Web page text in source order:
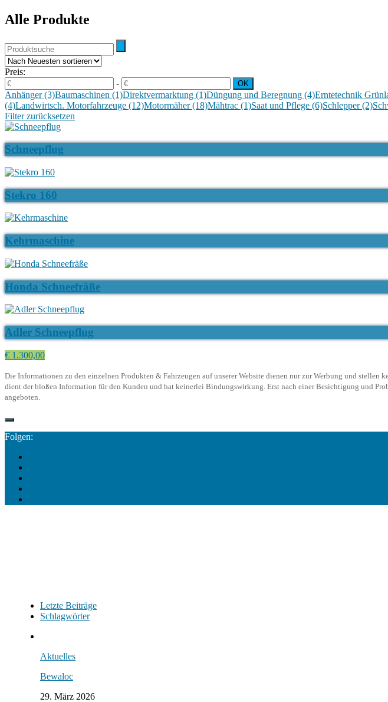
Alle Produkte
Preis:
-
Anhänger(3)Baumaschinen (1)Direktvermarktung (1)Düngung und Beregnung (4)Erntetechnik
(4)Landwirtsch. Motorfahrzeuge (12)Motormäher(18)Mähtrac (1)Saat und Pflege (6)Schlepper(2)
Filter zurücksetzen
Schneepflug
Stekro 160
Kehrmaschine
Honda Schneefräße
Adler Schneepflug
€ 1.300,00
Die Informationen zu den einzelnen Produkten & Fahrzeugen auf unserer Website dienen nur zur Werbung und
dient der bloßen Information für den Kunden und hat keinerlei Bindungswirkung. Erst nach einer Besichtigung und
angeboten.
Folgen:
Letzte Beiträge
Schlagwörter
Aktuelles
Bewaloc
29. März 2026